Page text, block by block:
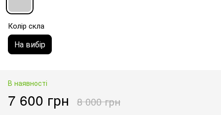
Колір скла
На вибір
В наявності
7 600 грн 8 000 грн